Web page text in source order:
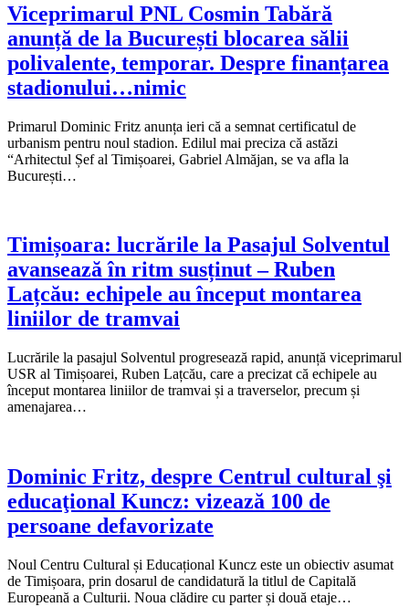
Viceprimarul PNL Cosmin Tabără
anunță de la București blocarea sălii
polivalente, temporar. Despre finanțarea
stadionului…nimic
Primarul Dominic Fritz anunța ieri că a semnat certificatul de
urbanism pentru noul stadion. Edilul mai preciza că astăzi
“Arhitectul Șef al Timișoarei, Gabriel Almăjan, se va afla la
București…
Timișoara: lucrările la Pasajul Solventul
avansează în ritm susținut – Ruben
Lațcău: echipele au început montarea
liniilor de tramvai
Lucrările la pasajul Solventul progresează rapid, anunță viceprimarul
USR al Timișoarei, Ruben Lațcău, care a precizat că echipele au
început montarea liniilor de tramvai și a traverselor, precum și
amenajarea…
Dominic Fritz, despre Centrul cultural şi
educaţional Kuncz: vizează 100 de
persoane defavorizate
Noul Centru Cultural și Educațional Kuncz este un obiectiv asumat
de Timișoara, prin dosarul de candidatură la titlul de Capitală
Europeană a Culturii. Noua clădire cu parter și două etaje…